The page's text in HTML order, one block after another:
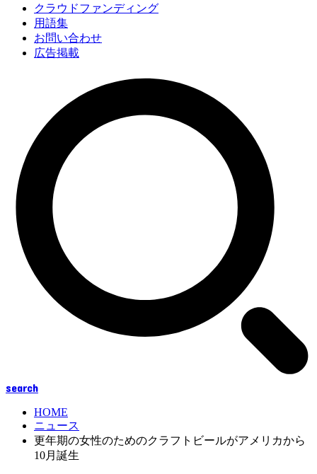
クラウドファンディング
用語集
お問い合わせ
広告掲載
search
HOME
ニュース
更年期の女性のためのクラフトビールがアメリカから
10月誕生